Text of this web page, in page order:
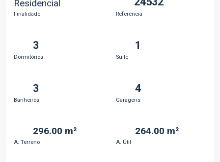
Residencial
Finalidade Referência
3
Dormitórios
1
Suite
3
Banheiros
4
Garagens
296.00 m²
A. Terreno
264.00 m²
A. Útil